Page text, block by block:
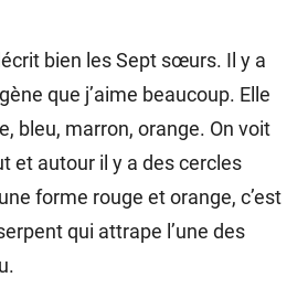
bien les Sept sœurs. Il y a
que j’aime beaucoup. Elle
bleu, marron, orange. On voit
et autour il y a des cercles
forme rouge et orange, c’est
qui attrape l’une des